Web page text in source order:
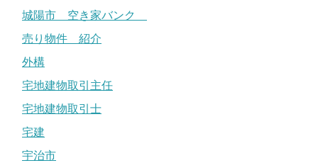
城陽市 空き家バンク
売り物件 紹介
外構
宅地建物取引主任
宅地建物取引士
宅建
宇治市